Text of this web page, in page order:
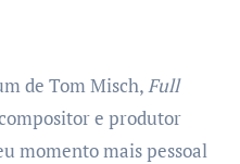
de Tom Misch,Full
e produtor
momento mais pessoal